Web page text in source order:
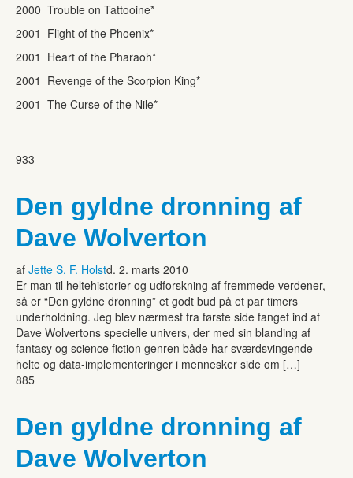
2000 Trouble on Tattooine*
2001 Flight of the Phoenix*
2001 Heart of the Pharaoh*
2001 Revenge of the Scorpion King*
2001 The Curse of the Nile*
933
Den gyldne dronning af
Dave Wolverton
af Jette S. F. Holstd. 2. marts 2010
Er man til heltehistorier og udforskning af fremmede verdener,
så er “Den gyldne dronning” et godt bud på et par timers
underholdning. Jeg blev nærmest fra første side fanget ind af
Dave Wolvertons specielle univers, der med sin blanding af
fantasy og science fiction genren både har sværdsvingende
helte og data-implementeringer i mennesker side om […]
885
Den gyldne dronning af
Dave Wolverton